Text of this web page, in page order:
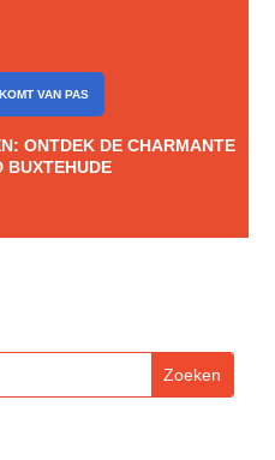
ONTDEK DE CHARMANTE
BUXTEHUDE
KOMT VAN PAS